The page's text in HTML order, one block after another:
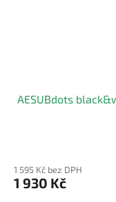
AESUBdots
1 595 Kč bez DPH
1 930 Kč